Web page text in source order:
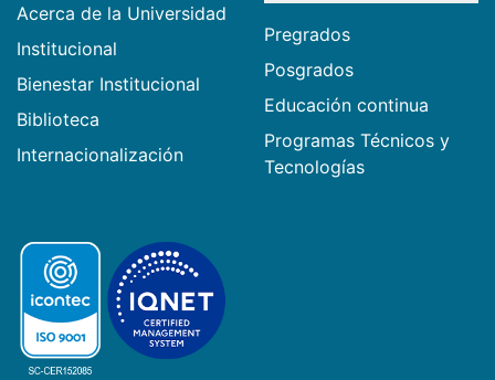
Acerca de la Universidad
Institucional
Bienestar Institucional
Biblioteca
Internacionalización
Pregrados
Posgrados
Educación continua
Programas Técnicos y
Tecnologías